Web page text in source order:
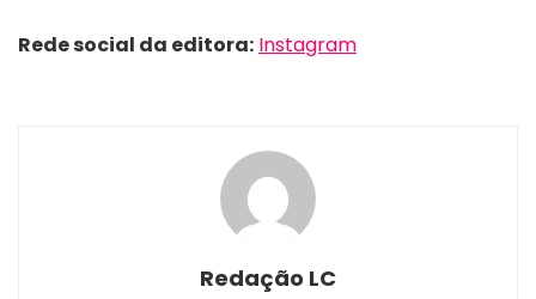
Rede social da editora: Instagram
Redação LC